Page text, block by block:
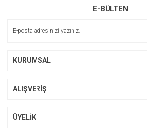
E-BÜLTEN
KURUMSAL
ALIŞVERİŞ
ÜYELİK